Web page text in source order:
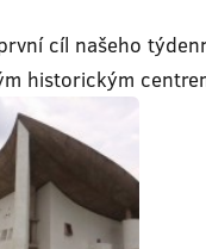
cíl našeho
historickým